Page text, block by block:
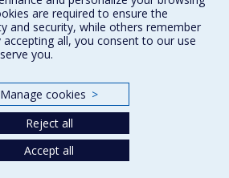
are required to ensure the
and security, while others remember
all, you consent to our use
you.
Manage cookies >
Reject all
Accept all